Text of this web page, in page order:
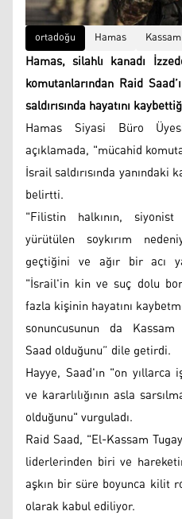
ortadoğu Hamas
Hamas, silahlı kanadı
komutanlarından Raid
saldırısında hayatını
Hamas Siyasi Büro
açıklamada, "mücahid
İsrail saldırısında
belirtti.
"Filistin halkının, siyonist
yürütülen soykırım
geçtiğini ve ağır bir acı
"İsrail'in kin ve suç dolu
fazla kişinin hayatını
sonuncusunun da Kassam
Saad olduğunu” dile getirdi.
Hayye, Saad'ın "on
ve kararlılığının asla
olduğunu" vurguladı.
Raid Saad, "El-Kassam
liderlerinden biri ve
aşkın bir süre boyunca kilit
olarak kabul ediliyor.